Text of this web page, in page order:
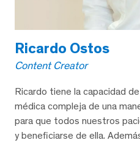
Ricardo Ostos
Content Creator
Ricardo tiene la capacidad
médica compleja de una
para que todos nuestros
y beneficiarse de ella.